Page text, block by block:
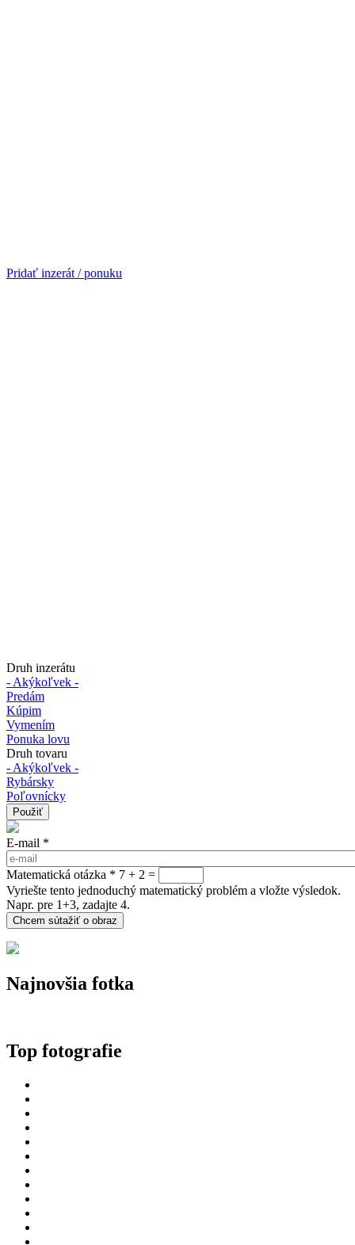
Pridať inzerát / ponuku
Druh inzerátu
- Akýkoľvek -
Predám
Kúpim
Vymením
Ponuka lovu
Druh tovaru
- Akýkoľvek -
Rybársky
Poľovnícky
E-mail *
Matematická otázka * 7 + 2 =
Vyriešte tento jednoduchý matematický problém a vložte výsledok.
Napr. pre 1+3, zadajte 4.
Najnovšia fotka
Top fotografie